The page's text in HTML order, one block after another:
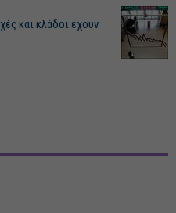
και κλάδοι έχουν